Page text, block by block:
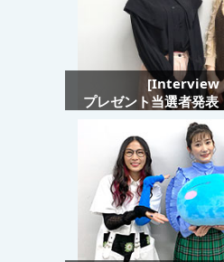
[Interview
プレゼント当選者発